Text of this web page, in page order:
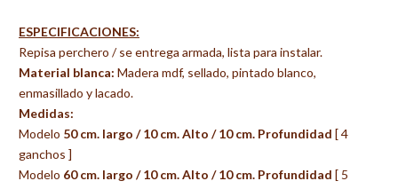
ESPECIFICACIONES:
Repisa perchero / se entrega armada, lista para instalar.
Material blanca: Madera mdf, sellado, pintado blanco,
enmasillado y lacado.
Medidas:
Modelo 50cm. largo / 10 cm. Alto / 10 cm. Profundidad [ 4
ganchos ]
Modelo 60cm. largo / 10 cm. Alto / 10 cm. Profundidad [ 5